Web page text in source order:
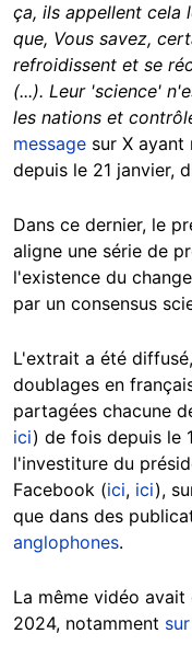
ça, ils appellent cela
que, Vous savez,
refroidissent et se
(...). Leur 'science'
les nations et
message sur X
depuis le 21 janvier,
Dans ce dernier, le
aligne une série de
l'existence du
par un consensus
L'extrait a été
doublages en
partagées chacune
ici) de fois depuis le
l'investiture du
Facebook (ici, ici),
que dans des
anglophones.
La même vidéo
2024, notamment